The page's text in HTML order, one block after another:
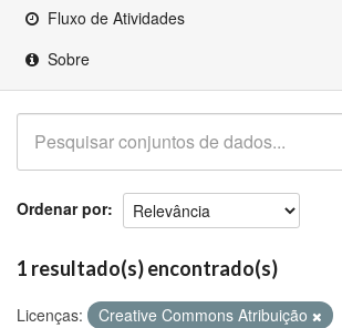
Fluxo de Atividades
Sobre
Ordenar por
1 resultado(s) encontrado(s)
Licenças: Creative Commons Atribuição